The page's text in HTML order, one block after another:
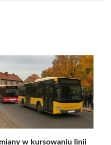
w kursowaniu linii